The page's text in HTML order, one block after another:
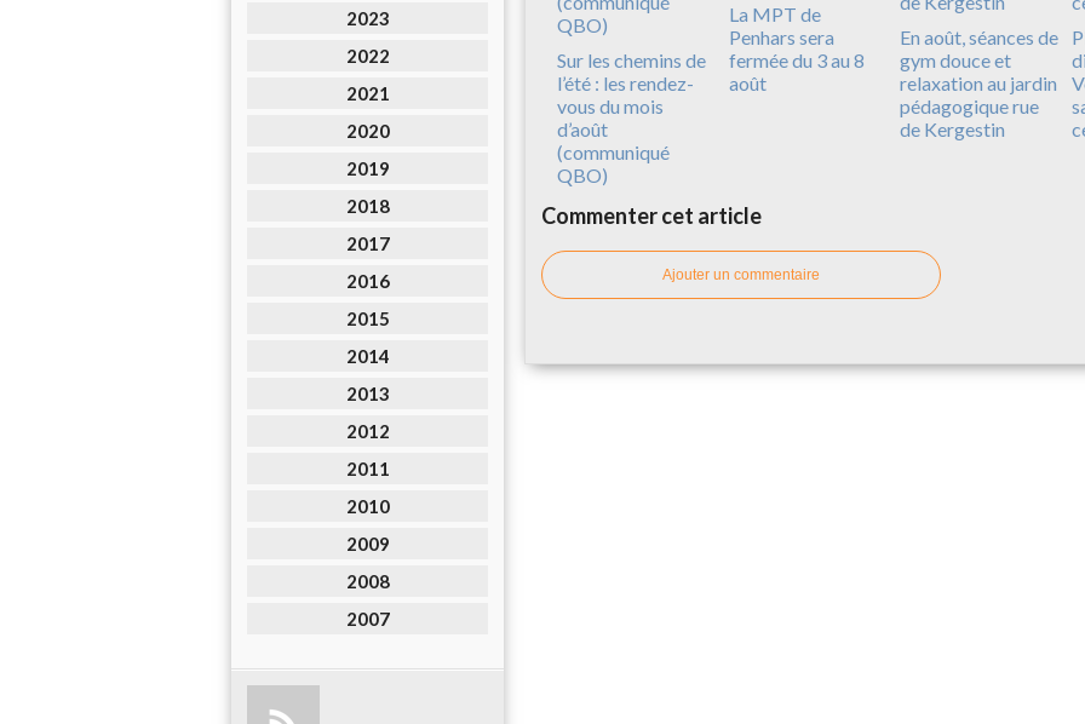
2023
2022
2021
2020
2019
2018
2017
2016
2015
2014
2013
2012
2011
2010
2009
2008
2007
Sur les chemins de
l’été : les rendez-
vous du mois
d’août
(communiqué
QBO)
La MPT de
Penhars sera
fermée du 3 au 8
août
En août, séances de
gym douce et
relaxation au jardin
pédagogique rue
de Kergestin
Commenter cet article
Ajouter un commentaire